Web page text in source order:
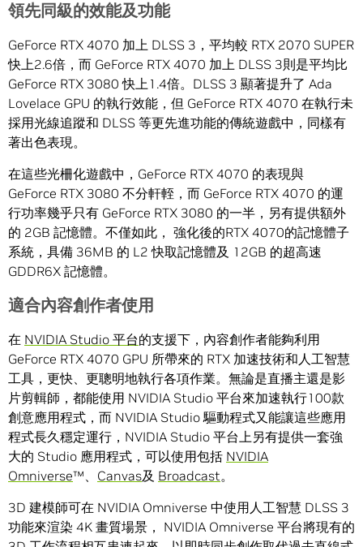
領先同級的效能及功能
GeForce RTX 4070 加上 DLSS 3，平均較 RTX 2070 SUPER
快上2.6倍，而 GeForce RTX 4070 加上 DLSS 3則是平均比
GeForce RTX 3080 快上1.4倍。DLSS 3 顯著提升了 Ada
Lovelace GPU 的執行效能，但 GeForce RTX 4070 在執行未
採用光線追蹤和 DLSS 等更先進功能的傳統遊戲中，同樣有
著出色表現。
在這些光柵化遊戲中，GeForce RTX 4070 的表現與
GeForce RTX 3080 不分軒輊，而 GeForce RTX 4070 的運
行功率幾乎只有 GeForce RTX 3080 的一半，另有提供額外
的 2GB 記憶體。不僅如此， 強化後的RTX 4070的記憶體子
系統，具備 36MB 的 L2 快取記憶體及 12GB 的超高速
GDDR6X 記憶體。
適合內容創作者使用
在 NVIDIA Studio 平台的支援下，內容創作者能夠利用
GeForce RTX 4070 GPU 所帶來的 RTX 加速技術和人工智慧
工具，更快、更聰明地執行各項作業。無論是直播主還是影
片剪輯師，都能使用 NVIDIA Studio 平台來加速執行100款
創意應用程式，而 NVIDIA Studio 驅動程式又能讓這些應用
程式長久穩定運行，NVIDIA Studio 平台上另有提供一套強
大的 Studio 應用程式，可以使用包括 NVIDIA
Omniverse™、 Canvas及 Broadcast。
3D 建模師可在 NVIDIA Omniverse 中使用人工智慧 DLSS 3
功能來渲染 4K 畫質場景， NVIDIA Omniverse 平台將現有的